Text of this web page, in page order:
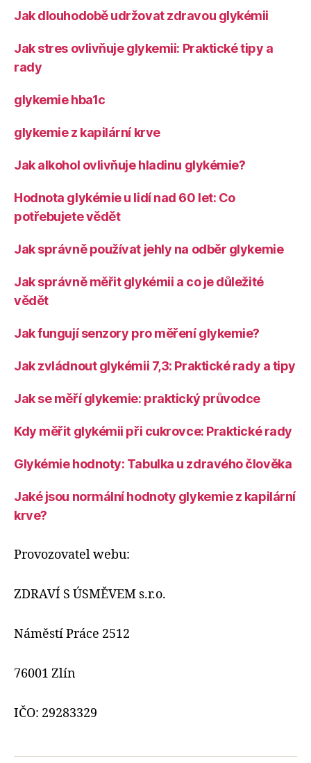
Jak dlouhodobě udržovat zdravou glykémii
Jak stres ovlivňuje glykemii: Praktické tipy a
rady
glykemie hba1c
glykemie z kapilární krve
Jak alkohol ovlivňuje hladinu glykémie?
Hodnota glykémie u lidí nad 60 let: Co
potřebujete vědět
Jak správně používat jehly na odběr glykemie
Jak správně měřit glykémii a co je důležité
vědět
Jak fungují senzory pro měření glykemie?
Jak zvládnout glykémii 7,3: Praktické rady a tipy
Jak se měří glykemie: praktický průvodce
Kdy měřit glykémii při cukrovce: Praktické rady
Glykémie hodnoty: Tabulka u zdravého člověka
Jaké jsou normální hodnoty glykemie z kapilární
krve?
Provozovatel webu:
ZDRAVÍ S ÚSMĚVEM s.r.o.
Náměstí Práce 2512
76001 Zlín
IČO: 29283329